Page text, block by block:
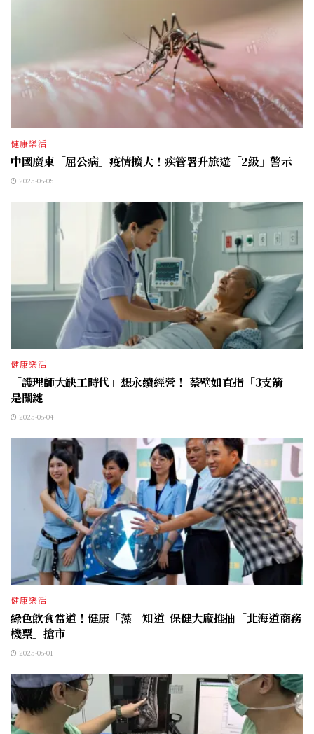
健康樂活
中國廣東「屈公病」疫情擴大！疾管署升旅遊「2級」警示
2025-08-05
健康樂活
「護理師大缺工時代」想永續經營！ 蔡壁如直指「3支箭」
是關鍵
2025-08-04
健康樂活
綠色飲食當道！健康「藻」知道 保健大廠推抽「北海道商務
機票」搶市
2025-08-01